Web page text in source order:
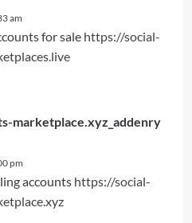
am
for sale https://social-
marketplace.xyz_addenry
pm
accounts https://social-